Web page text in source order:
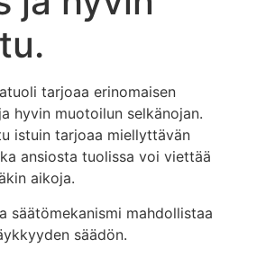
tarjoaa erinomaisen
hyvin muotoilun selkänojan.
istuin tarjoaa miellyttävän
ansiosta tuolissa voi viettää
aikoja.
säätömekanismi mahdollistaa
säädön.